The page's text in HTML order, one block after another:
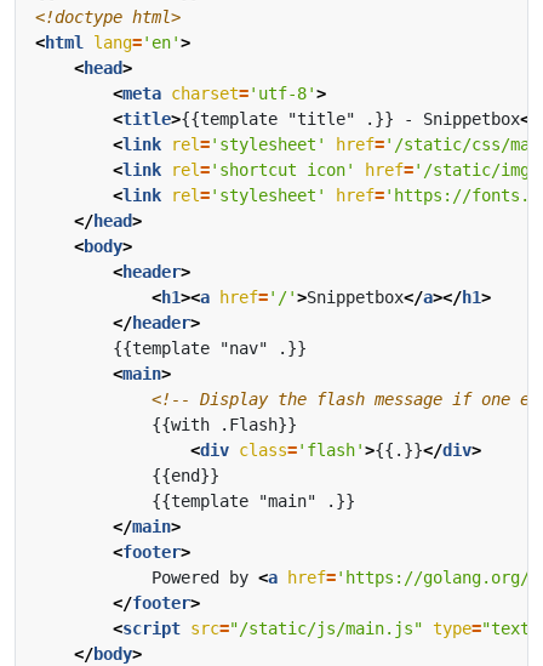
<!doctype html>
<html lang='en'>
<head>
<meta charset='utf-8'>
<title>{{template "title" .}} - Snippetbox</
<link rel='stylesheet' href='/static/css/
<link rel='shortcut icon' href='/static/img/
<link rel='stylesheet' href='https://
</head>
<body>
<header>
<h1><a href='/'>Snippetbox</a></h1>
</header>
<main>
<!-- Display the flash message if one
<div class='flash'>{{.}}</div>
</main>
<footer>
            Powered by
<a href='https://golang.org/'
</footer>
<script src="/static/js/main.js" type="text/
</body>